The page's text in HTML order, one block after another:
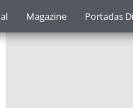
Magazine Portadas